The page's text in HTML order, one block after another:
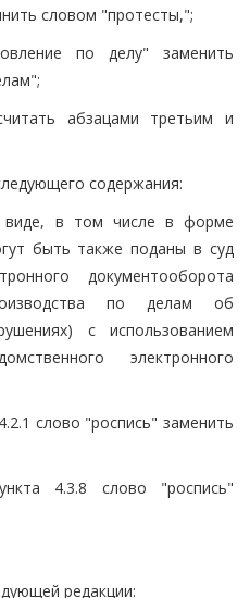
словом "протесты,";
по делу" заменить
абзацами третьим и
содержания:
виде, в том числе в форме
быть также поданы в суд
документооборота
по делам об
с использованием
электронного
слово "роспись" заменить
4.3.8 слово "роспись"
редакции: